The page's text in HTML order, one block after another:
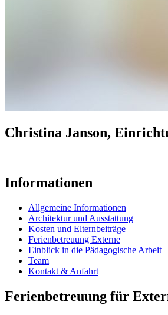
Christina Janson,
Informationen
Allgemeine Informationen
Architektur und Ausstattung
Kosten und Elternbeiträge
Ferienbetreuung Externe
Einblick in die Pädagogische Arbeit
Team
Kontakt & Anfahrt
Ferienbetreuung für